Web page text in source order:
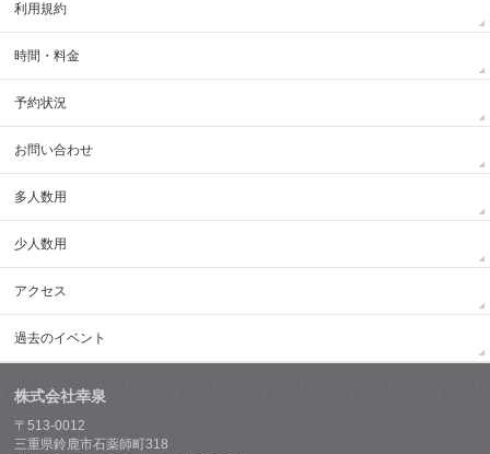
利用規約
時間・料金
予約状況
お問い合わせ
多人数用
少人数用
アクセス
過去のイベント
株式会社幸泉
〒513-0012
三重県鈴鹿市石薬師町318